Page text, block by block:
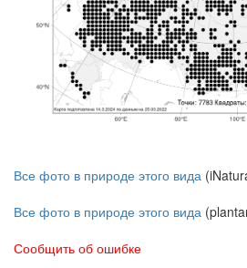
Все фото в природе этого вида
Все фото в природе этого вида
Сообщить об ошибке